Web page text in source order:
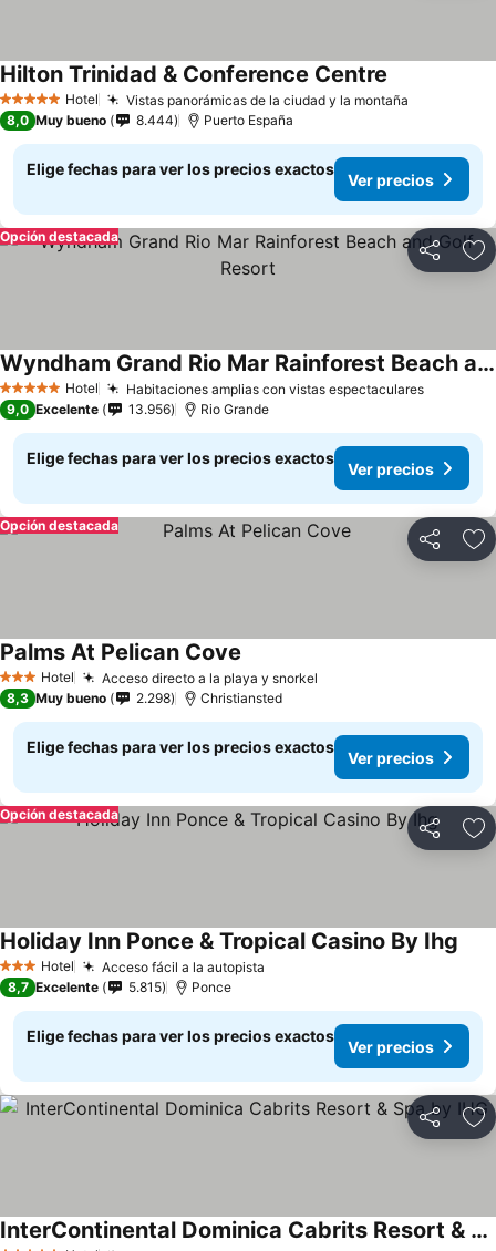
5 Estrellas Hotel Vistas panorámicas de la ciudad y la montaña
Hilton Trinidad & Conference Centre
8,0 Muy bueno 8.444 Puerto España
Elige fechas para ver los precios exactos
Ver precios
Compartir
Opción destacada
5 Estrellas Hotel Habitaciones amplias con vistas espectaculares
Wyndham Grand Rio Mar Rainforest Beach and Golf Resort
9,0 Excelente 13.956 Rio Grande
Elige fechas para ver los precios exactos
Ver precios
Compartir
Opción destacada
3 Estrellas
Hotel Acceso directo a la playa y snorkel
Palms At Pelican Cove
8,3 Muy bueno 2.298 Christiansted
Elige fechas para ver los precios exactos
Ver precios
Compartir
Opción destacada
3 Estrellas
Hotel Acceso fácil a la autopista
Holiday Inn Ponce & Tropical Casino By Ihg
8,7 Excelente 5.815 Ponce
Elige fechas para ver los precios exactos
Ver precios
Compartir
InterContinental Dominica Cabrits Resort & Spa by IHG